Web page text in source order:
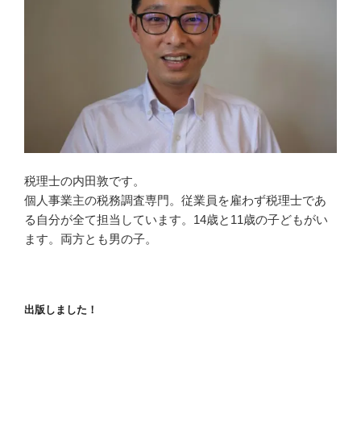
税理士の内田敦です。
個人事業主の税務調査専門。従業員を雇わず税理士であ
る自分が全て担当しています。14歳と11歳の子どもがい
ます。両方とも男の子。
出版しました！